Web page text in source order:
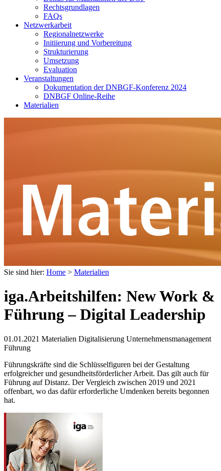
Rechtsgrundlagen
FAQs
Netzwerkarbeit
Regionalnetzwerke
Initiierung und Vorbereitung
Strukturierung
Umsetzung
Evaluation
Veranstaltungen
Dokumentation der DNBGF-Konferenz 2024
DNBGF Online-Reihe
Materialien
Sie sind hier: Home > Materialien
iga.Arbeitshilfen: New Work &
Führung – Digital Leadership
01.01.2021 Materialien Digitalisierung Unternehmensmanagement
Führung
Führungskräfte sind die Schlüsselfiguren bei der Gestaltung
erfolgreicher und gesundheitsförderlicher Arbeit. Das gilt auch für
Führung auf Distanz. Der Vergleich zwischen 2019 und 2021
offenbart, wo das dafür erforderliche Umdenken bereits begonnen
hat.